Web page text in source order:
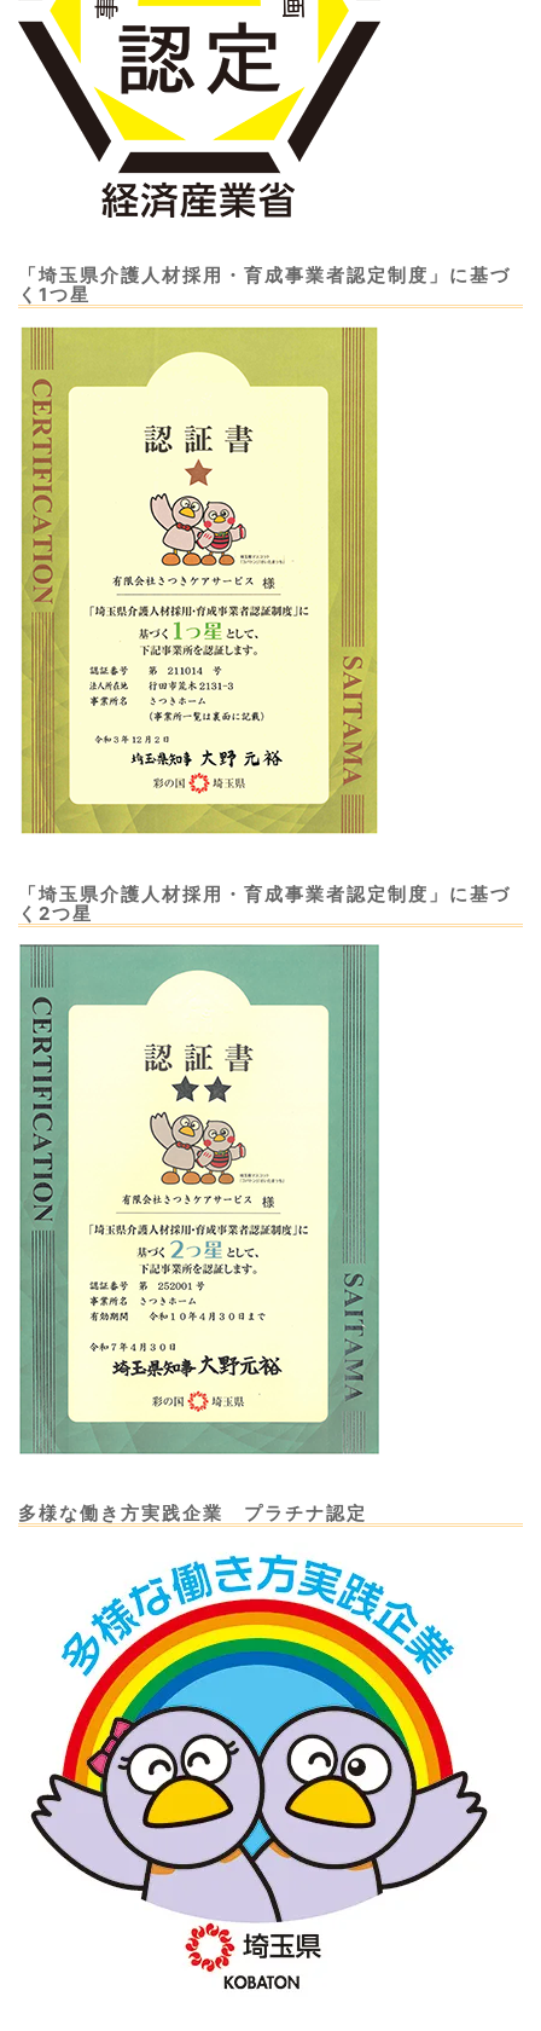
「埼玉県介護人材採用・育成事業者認定制度」に基づ
く1つ星
「埼玉県介護人材採用・育成事業者認定制度」に基づ
く2つ星
多様な働き方実践企業 プラチナ認定